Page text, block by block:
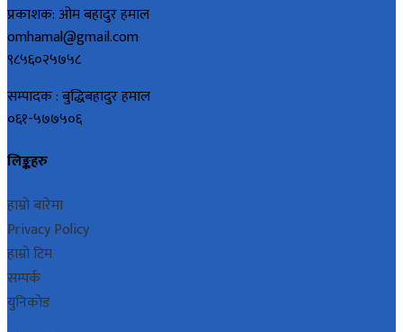
प्रकाशक: ओम बहादुर हमाल
omhamal@gmail.com
९८५६०२५७५८
सम्पादक : बुद्धिबहादुर हमाल
०६१-५७७५०६
लिङ्कहरु
हाम्रो बारेमा
Privacy Policy
हाम्रो टिम
सम्पर्क
युनिकोड